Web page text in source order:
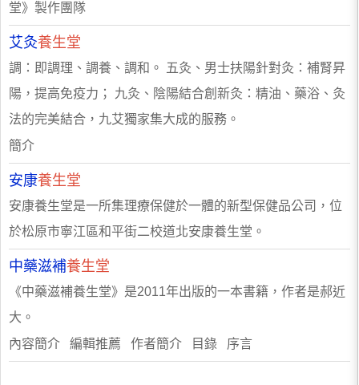
堂》製作團隊
艾灸養生堂
調：即調理、調養、調和。 五灸、男士扶陽針對灸：補腎昇
陽，提高免疫力； 九灸、陰陽結合創新灸：精油、藥浴、灸
法的完美結合，九艾獨家集大成的服務。
簡介
安康養生堂
安康養生堂是一所集理療保健於一體的新型保健品公司，位
於松原市寧江區和平街二校道北安康養生堂。
中藥滋補養生堂
《中藥滋補養生堂》是2011年出版的一本書籍，作者是郝近
大。
內容簡介 編輯推薦 作者簡介 目錄 序言